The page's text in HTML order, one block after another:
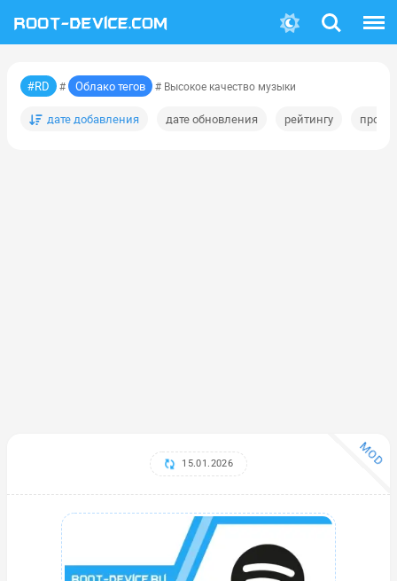
Поиск
#RD # Облако тегов # Высокое качество музыки
дате добавления дате обновления рейтингу
MOD
15.01.2026